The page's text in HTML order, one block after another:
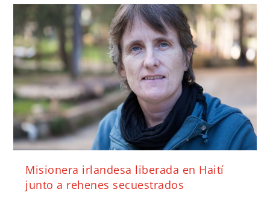
Misionera irlandesa liberada en Haití
junto a rehenes secuestrados